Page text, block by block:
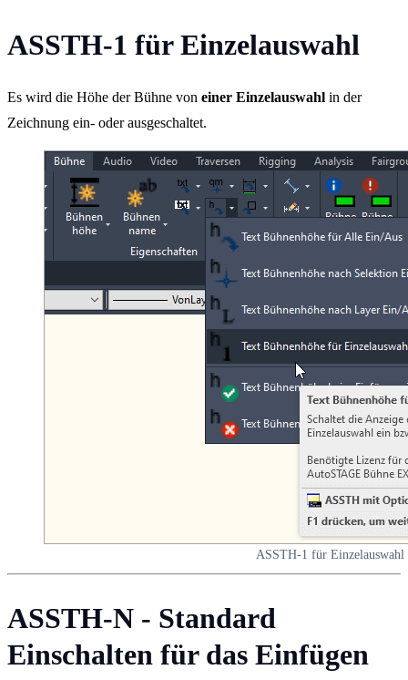
ASSTH-1 für Einzelauswahl
Es wird die Höhe der Bühne von einer Einzelauswahl in der
Zeichnung ein- oder ausgeschaltet.
ASSTH-1 für Einzelauswahl
ASSTH-N - Standard
Einschalten für das Einfügen